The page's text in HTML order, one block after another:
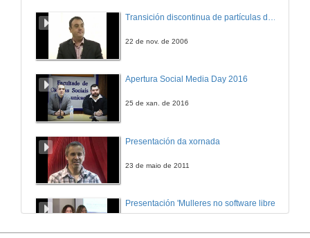
22 de nov. de 2006
Apertura Social Media Day 2016
25 de xan. de 2016
Presentación da xornada
23 de maio de 2011
Presentación 'Mulleres no software libre'